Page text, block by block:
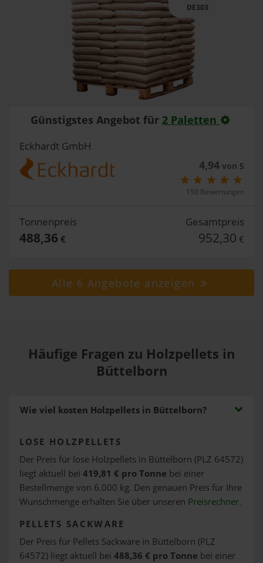
DE303
Günstigstes Angebot für 2 Paletten
Eckhardt GmbH
4,94von 5
150 Bewertungen
Tonnenpreis
488,36 €
Gesamtpreis
952,30 €
Alle 6 Angebote anzeigen
Häufige Fragen zu Holzpellets in
Büttelborn
Wie viel kosten Holzpellets in Büttelborn?
LOSE HOLZPELLETS
Der Preis für lose Holzpellets in Büttelborn (PLZ 64572)
liegt aktuell bei 419,81 € pro Tonne bei einer
Bestellmenge von 6.000 kg. Den genauen Preis für Ihre
Wunschmenge erhalten Sie über unseren Preisrechner.
PELLETS SACKWARE
Der Preis für Pellets Sackware in Büttelborn (PLZ
64572) liegt aktuell bei 488,36 € pro Tonne bei einer